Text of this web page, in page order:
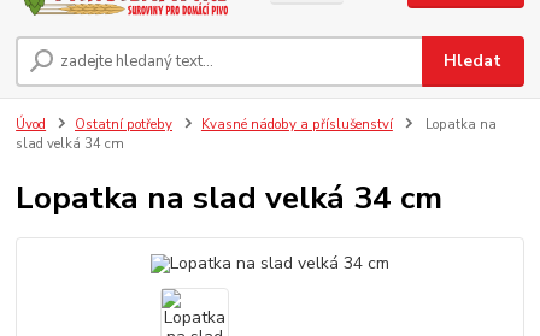
Hledat
Úvod Ostatní potřeby Kvasné nádoby a příslušenství
Lopatka na
slad velká 34 cm
Lopatka na slad velká 34 cm